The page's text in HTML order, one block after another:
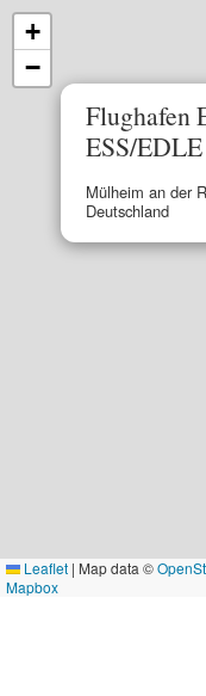
Flughafen
ESS/EDLE
Mülheim an der
Deutschland
+
−
Leaflet | Map data ©
Mapbox